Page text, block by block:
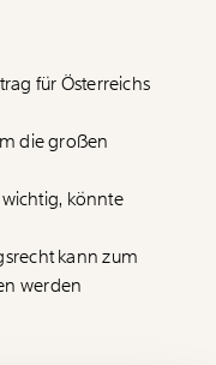
gemeinsam
sie für alle
für alle frei im
das wird auch
Fortschritt und
0007 6017
für Österreichs
die großen
wichtig, könnte
kann zum
werden